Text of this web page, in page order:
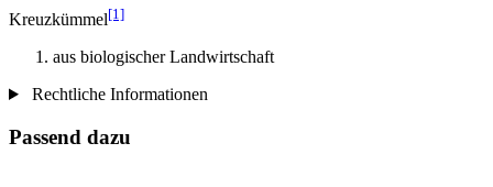
Kreuzkümmel[1]
aus biologischer Landwirtschaft
Rechtliche Informationen
Passend dazu